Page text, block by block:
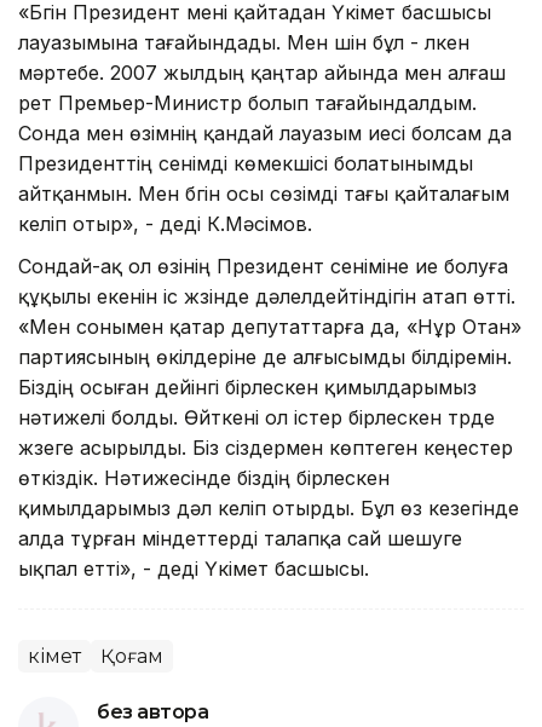
«Бүгін Президент мені қайтадан Үкімет басшысы
лауазымына тағайындады. Мен үшін бұл - үлкен
мәртебе. 2007 жылдың қаңтар айында мен алғаш
рет Премьер-Министр болып тағайындалдым.
Сонда мен өзімнің қандай лауазым иесі болсам да
Президенттің сенімді көмекшісі болатынымды
айтқанмын. Мен бүгін осы сөзімді тағы қайталағым
келіп отыр», - деді К.Мәсімов.
Сондай-ақ ол өзінің Президент сеніміне ие болуға
құқылы екенін іс жүзінде дәлелдейтіндігін атап өтті.
«Мен сонымен қатар депутаттарға да, «Нұр Отан»
партиясының өкілдеріне де алғысымды білдіремін.
Біздің осыған дейінгі бірлескен қимылдарымыз
нәтижелі болды. Өйткені ол істер бірлескен түрде
жүзеге асырылды. Біз сіздермен көптеген кеңестер
өткіздік. Нәтижесінде біздің бірлескен
қимылдарымыз дәл келіп отырды. Бұл өз кезегінде
алда тұрған міндеттерді талапқа сай шешуге
ықпал етті», - деді Үкімет басшысы.
Үкімет Қоғам
без автора